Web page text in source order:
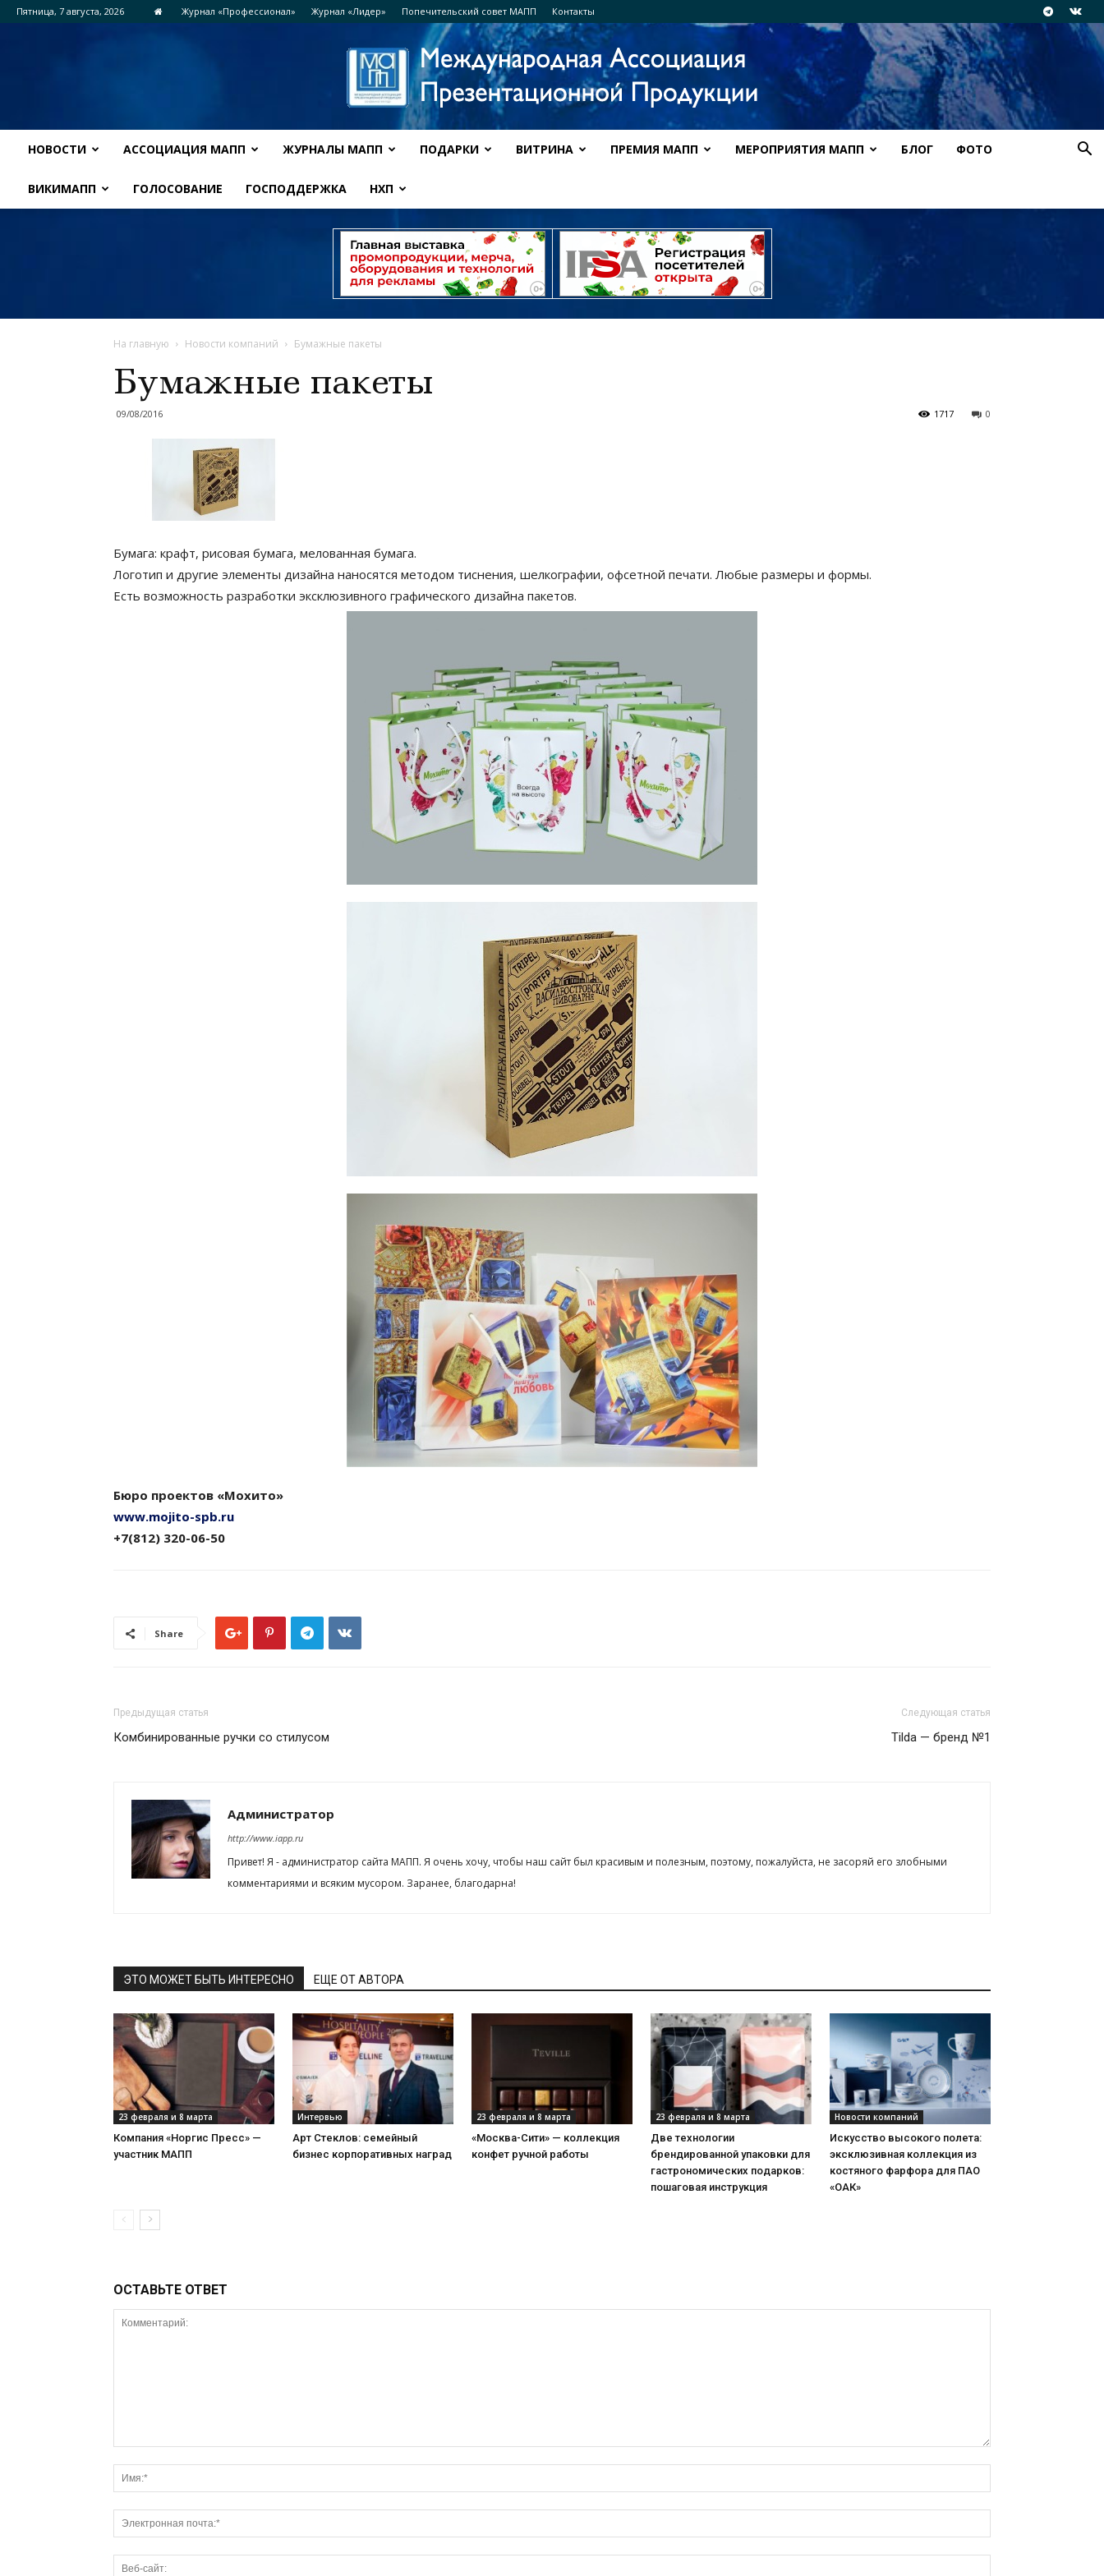
Пятница, 7 августа, 2026 Журнал «Профессионал» Журнал «Лидер» Попечительский совет МАПП Контакты
НОВОСТИ АССОЦИАЦИЯ МАПП ЖУРНАЛЫ МАПП ПОДАРКИ ВИТРИНА ПРЕМИЯ МАПП МЕРОПРИЯТИЯ МАПП БЛОГ ФОТО
ВИКИМАПП ГОЛОСОВАНИЕ ГОСПОДДЕРЖКА НХП
На главную Новости компаний Бумажные пакеты
Бумажные пакеты
09/08/2016 0
1717
Бумага: крафт, рисовая бумага, мелованная бумага.
Логотип и другие элементы дизайна наносятся методом тиснения, шелкографии, офсетной печати. Любые размеры и формы.
Есть возможность разработки эксклюзивного графического дизайна пакетов.
Бюро проектов «Мохито»
www.mojito-spb.ru
+7(812) 320-06-50
Share
Предыдущая статья
Комбинированные ручки со стилусом
Следующая статья
Tilda — бренд №1
Администратор
http://www.iapp.ru
Привет! Я - администратор сайта МАПП. Я очень хочу, чтобы наш сайт был красивым и полезным, поэтому, пожалуйста, не засоряй его злобными
комментариями и всяким мусором. Заранее, благодарна!
ЭТО МОЖЕТ БЫТЬ ИНТЕРЕСНО ЕЩЕ ОТ АВТОРА
23 февраля и 8 марта
Компания «Норгис Пресс» —
участник МАПП
Интервью
Арт Стеклов: семейный
бизнес корпоративных наград
23 февраля и 8 марта
«Москва-Сити» — коллекция
конфет ручной работы
23 февраля и 8 марта
Две технологии
брендированной упаковки для
гастрономических подарков:
пошаговая инструкция
Новости компаний
Искусство высокого полета:
эксклюзивная коллекция из
костяного фарфора для ПАО
«ОАК»
ОСТАВЬТЕ ОТВЕТ